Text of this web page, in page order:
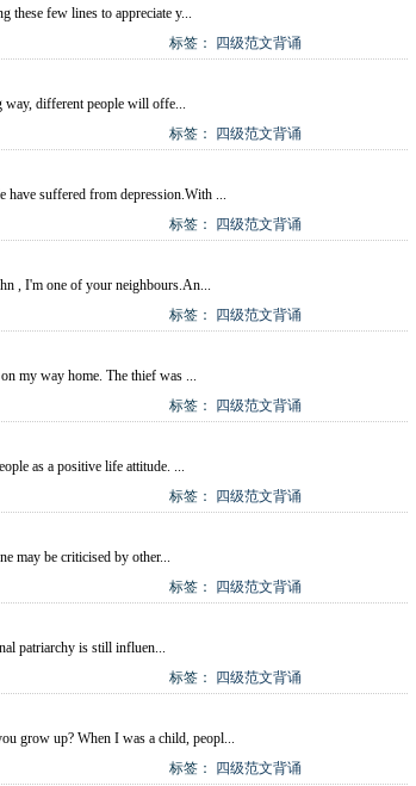
these few lines to appreciate y...
标签： 四级范文背诵
way, different people will offe...
标签： 四级范文背诵
have suffered from depression.With ...
标签： 四级范文背诵
, I'm one of your neighbours.An...
标签： 四级范文背诵
my way home. The thief was ...
标签： 四级范文背诵
as a positive life attitude. ...
标签： 四级范文背诵
may be criticised by other...
标签： 四级范文背诵
patriarchy is still influen...
标签： 四级范文背诵
grow up? When I was a child, peopl...
标签： 四级范文背诵